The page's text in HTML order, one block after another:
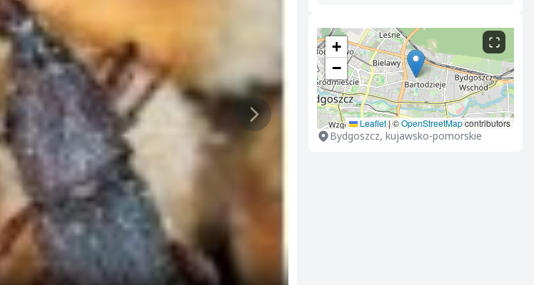
+
−
Leaflet|©OpenStreetMapcontributors
Bydgoszcz, kujawsko-pomorskie